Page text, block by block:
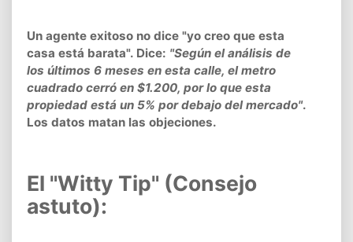
Un agente exitoso no dice "yo creo que esta
casa está barata". Dice: "Según el análisis de
los últimos 6 meses en esta calle, el metro
cuadrado cerró en $1.200, por lo que esta
propiedad está un 5% por debajo del mercado".
Los datos matan las objeciones.
El "Witty Tip" (Consejo
astuto):